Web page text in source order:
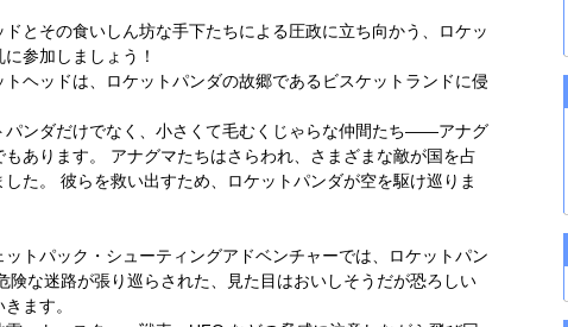
ドとその食いしん坊な手下たちによる圧政に立ち向かう、ロケッ
に参加しましょう！
トヘッドは、ロケットパンダの故郷であるビスケットランドに侵
パンダだけでなく、小さくて毛むくじゃらな仲間たち――アナグ
もあります。 アナグマたちはさらわれ、さまざまな敵が国を占
た。 彼らを救い出すため、ロケットパンダが空を駆け巡りま
ットパック・シューティングアドベンチャーでは、ロケットパン
険な迷路が張り巡らされた、見た目はおいしそうだが恐ろしい
ます。